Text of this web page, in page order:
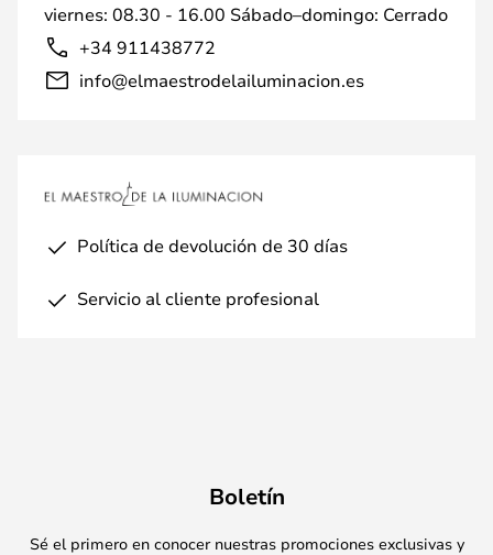
viernes: 08.30 - 16.00 Sábado–domingo: Cerrado
+34 911438772
info@elmaestrodelailuminacion.es
Política de devolución de 30 días
Servicio al cliente profesional
Boletín
Sé el primero en conocer nuestras promociones exclusivas y